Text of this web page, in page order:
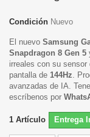
Condición Nuevo
El nuevo Samsung
Snapdragon 8 Gen 5
irreales con su sensor
pantalla de 144Hz .
avanzadas de IA.
escríbenos por
1 Artículo Entrega